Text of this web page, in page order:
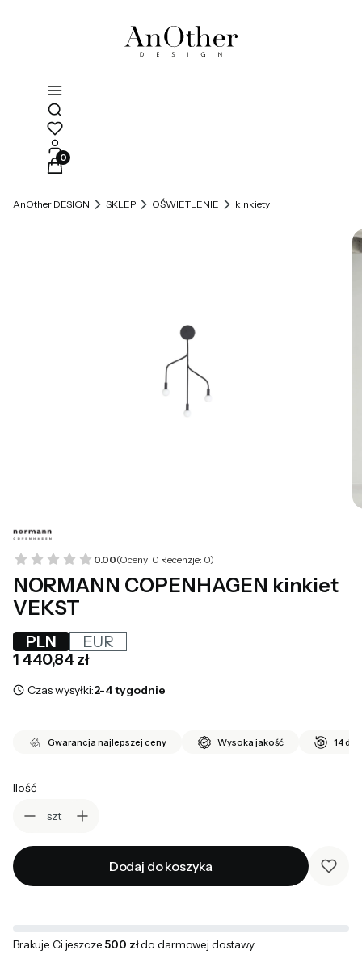
Otwórz wyszukiwarkę
Produkty w koszyku: 0. Zobacz szczegóły
AnOther DESIGN SKLEP OŚWIETLENIE kinkiety
0.00(Oceny: 0 Recenzje: 0)
NORMANN COPENHAGEN kinkiet
VEKST
PLN
EUR
Cena
1 440,84 zł
Czas wysyłki:2-4 tygodnie
Gwarancja najlepszej ceny Wysoka jakość 14 dni
Ilość
szt
Dodaj do koszyka
Brakuje Ci jeszcze 500 złdo darmowej dostawy